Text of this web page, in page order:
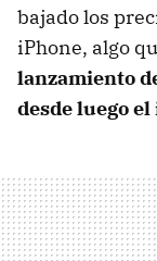
bajado los
iPhone, algo
lanzamiento
desde luego